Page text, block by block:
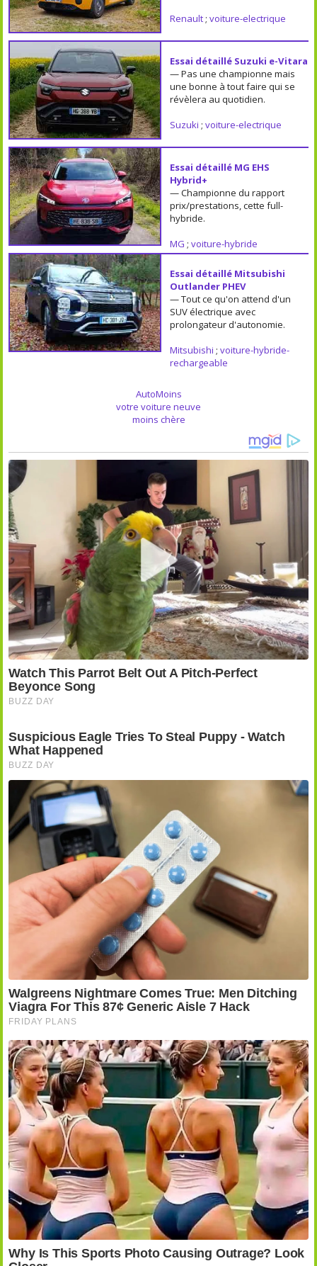
Renault; voiture-electrique
Essai détaillé Suzuki e-Vitara
— Pas une championne mais
une bonne à tout faire qui se
révèlera au quotidien.
Suzuki ; voiture-electrique
Essai détaillé MG EHS
Hybrid+
— Championne du rapport
prix/prestations, cette full-
hybride.
MG ; voiture-hybride
Essai détaillé Mitsubishi
Outlander PHEV
— Tout ce qu'on attend d'un
SUV électrique avec
prolongateur d'autonomie.
Mitsubishi ; voiture-hybride-
rechargeable
AutoMoins
votre voiture neuve
moins chère